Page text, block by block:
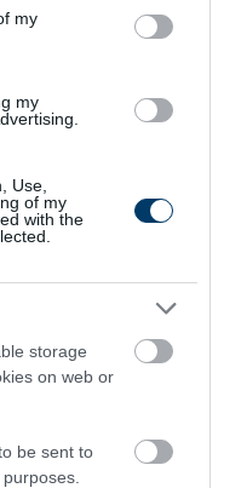
my
my
Use,
of my
with the
storage
on web or
be sent to